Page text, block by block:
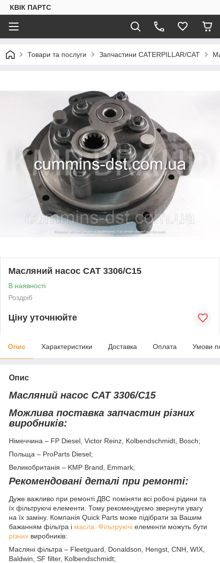
КВІК ПАРТС
Товари та послуги Запчастини CATERPILLAR/CAT
Масляний насос CAT 3306/C15
В наявності
Роздріб
Ціну уточнюйте
Опис Характеристики Доставка Оплата Умови
Опис
Масляний насос CAT 3306/C15
Можлива поставка запчастин різних
виробників:
Німеччина – FP Diesel, Victor Reinz, Kolbendschmidt, Bosch;
Польща – ProParts Diesel;
Великобританія – KMP Brand, Emmark;
Рекомендовані деталі при ремонті:
Дуже важливо при ремонті ДВС поміняти всі робочі рідини та
їх фільтруючі елементи. Тому рекомендуємо звернути увагу
на їх заміну. Компанія Quick Parts може підібрати за Вашим
бажанням фільтра і масла. Фільтруючі елементи можуть бути
різних виробників:
Масляні фільтра – Fleetguard, Donaldson, Hengst, CNH, WIX,
Baldwin, SF filter, Kolbendschmidt;